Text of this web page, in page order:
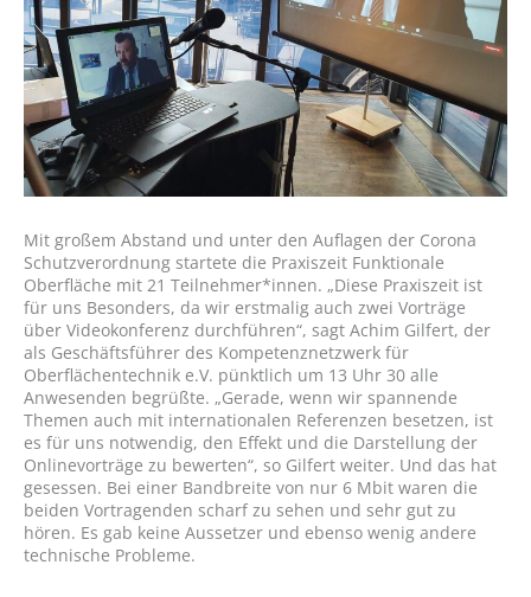
Mit großem Abstand und unter den Auflagen der Corona
Schutzverordnung startete die Praxiszeit Funktionale
Oberfläche mit 21 Teilnehmer*innen. „Diese Praxiszeit ist
für uns Besonders, da wir erstmalig auch zwei Vorträge
über Videokonferenz durchführen“, sagt Achim Gilfert, der
als Geschäftsführer des Kompetenznetzwerk für
Oberflächentechnik e.V. pünktlich um 13 Uhr 30 alle
Anwesenden begrüßte. „Gerade, wenn wir spannende
Themen auch mit internationalen Referenzen besetzen, ist
es für uns notwendig, den Effekt und die Darstellung der
Onlinevorträge zu bewerten“, so Gilfert weiter. Und das hat
gesessen. Bei einer Bandbreite von nur 6 Mbit waren die
beiden Vortragenden scharf zu sehen und sehr gut zu
hören. Es gab keine Aussetzer und ebenso wenig andere
technische Probleme.